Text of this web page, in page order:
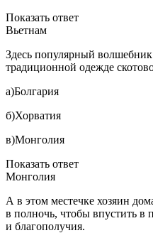
Показать ответ
Вьетнам
Здесь популярный
традиционной одежде
а)Болгария
б)Хорватия
в)Монголия
Показать ответ
Монголия
А в этом местечке хозяин
в полночь, чтобы впустить в
и благополучия.